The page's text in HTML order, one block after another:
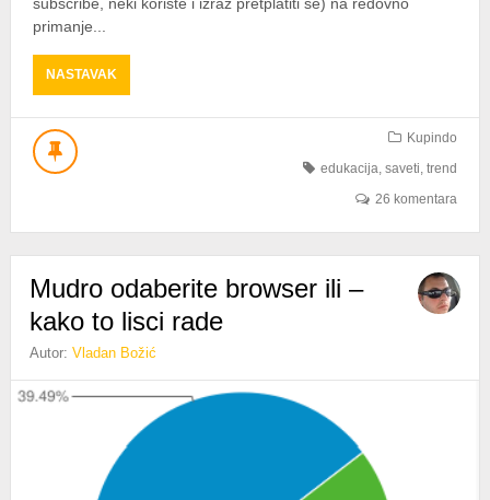
primanje...
NASTAVAKABOUT
RSS
ILI
NOVO
U
PONUDI?
Kupindo
edukacija,saveti,trend
26 komentara
Mudro odaberite browser ili –
kako to lisci rade
Autor:Vladan Božić